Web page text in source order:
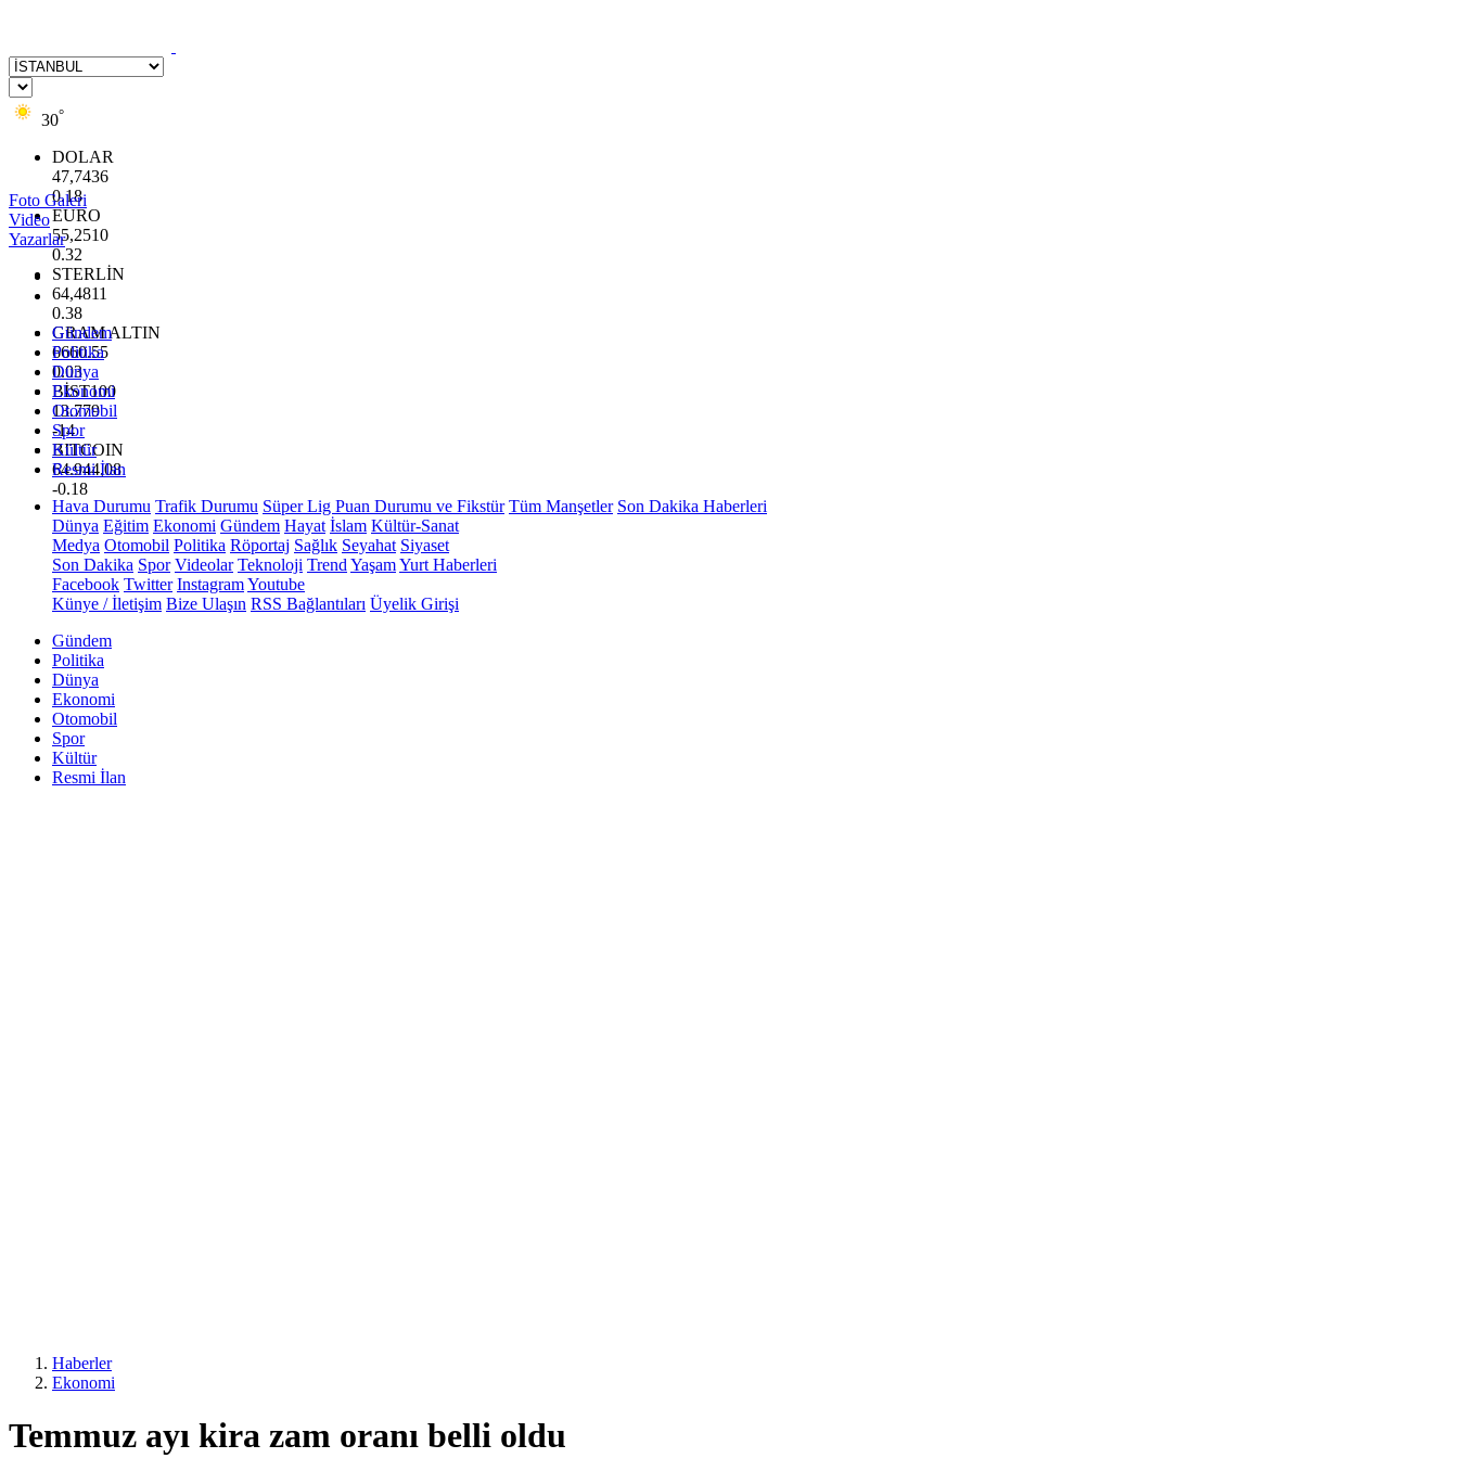
30°
DOLAR
47,7436
0.18
EURO
55,2510
0.32
STERLİN
64,4811
0.38
GRAM ALTIN
6660.55
0.03
BİST100
13.779
-14
BITCOIN
64.944,08
-0.18
Foto Galeri
Video
Yazarlar
Gündem
Politika
Dünya
Ekonomi
Otomobil
Spor
Kültür
Resmi İlan
Hava Durumu Trafik Durumu Süper Lig Puan Durumu ve Fikstür Tüm Manşetler Son Dakika Haberleri
Dünya Eğitim Ekonomi Gündem Hayat İslam Kültür-Sanat
Medya Otomobil Politika Röportaj Sağlık Seyahat Siyaset
Son Dakika Spor Videolar Teknoloji Trend YaşamYurt Haberleri
Facebook Twitter InstagramYoutube
Künye / İletişim Bize Ulaşın RSS Bağlantıları Üyelik Girişi
Gündem
Politika
Dünya
Ekonomi
Otomobil
Spor
Kültür
Resmi İlan
Haberler
Ekonomi
Temmuz ayı kira zam oranı belli oldu